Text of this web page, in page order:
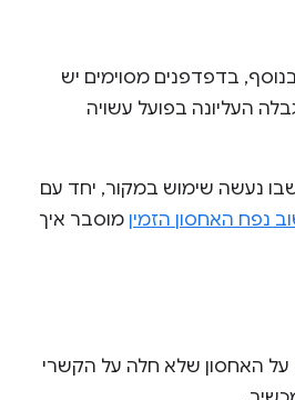
בדפדפנים מסוימים יש
העליונה בפועל עשויה
נעשה שימוש במקור, יחד עם
נפח האחסון הזמין מוסבר איך
על האחסון שלא חלה על הקשרי